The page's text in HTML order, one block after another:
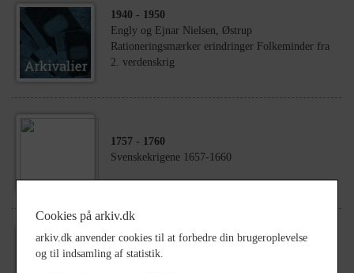
1940 - 1950
Engly og Ejnar Nielsen, Østrup
Rationeringsmærker erindringer Folkeminder fra
2. verdenskrig
1757 - 1760
Svenskekrigene 1657-1660
1916- 1918
Peter Christian Hoy The Greet War fra 1914-1918
Cookies på arkiv.dk
arkiv.dk anvender cookies til at forbedre din brugeroplevelse
og til indsamling af statistik.